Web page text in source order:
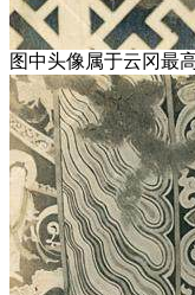
图中头像属于云冈最